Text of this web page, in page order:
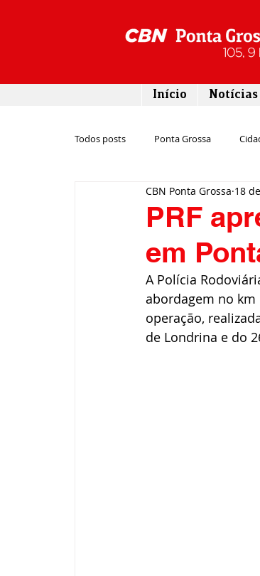
Início Notícias
Todos posts Ponta Grossa
Emprego
Rodovias
Tecnologia
PRF
em
CBN Ponta Grossa 18
A Polícia
abordagem no km
operação,
de Londrina e do